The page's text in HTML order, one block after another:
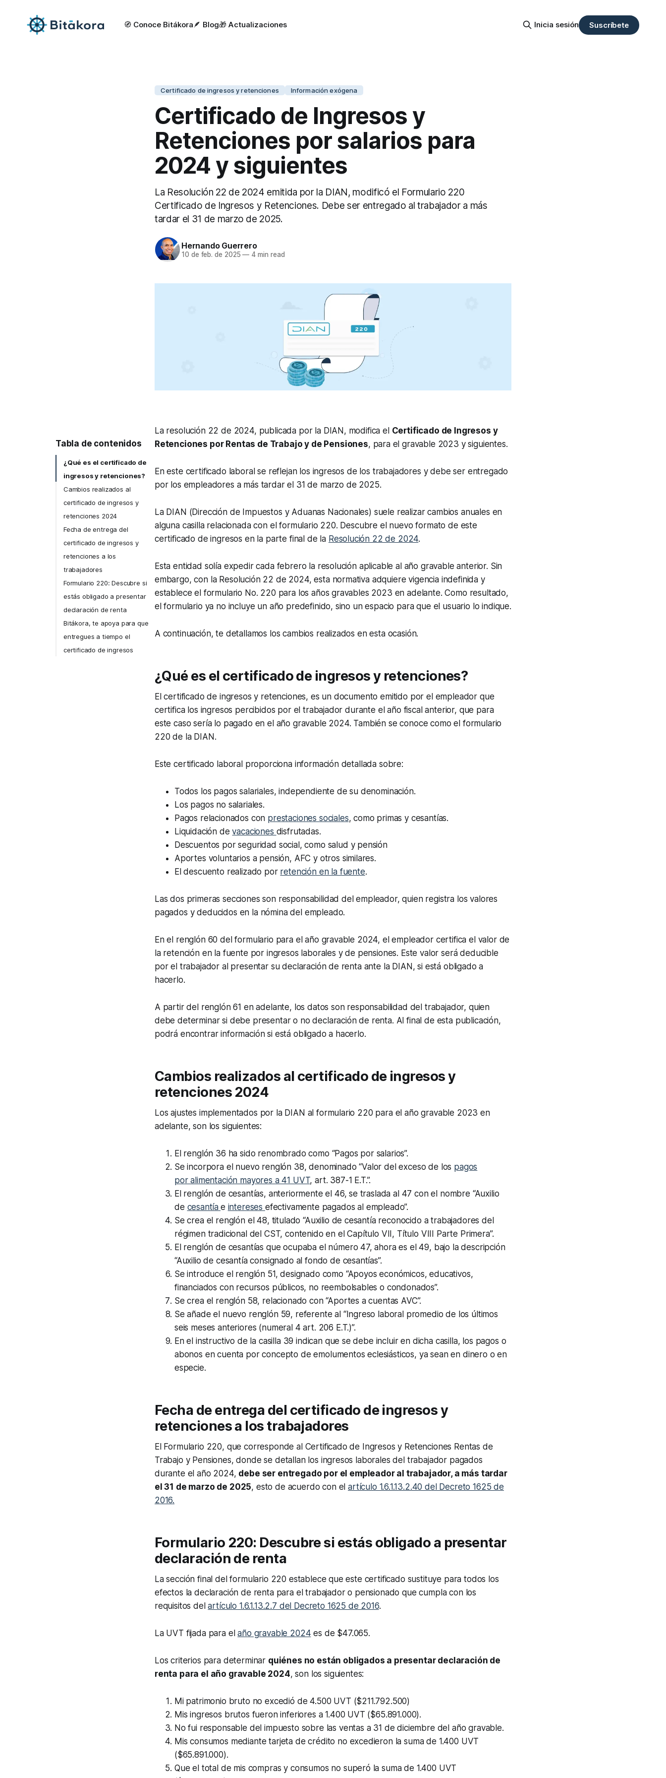
🧭 Conoce Bitákora🪶 Blog🎁 Actualizaciones Inicia sesión Suscríbete
Certificado de ingresos y retenciones Información exógena
Certificado de Ingresos y
Retenciones por salarios para
2024 y siguientes
La Resolución 22 de 2024 emitida por la DIAN, modificó el Formulario 220
Certificado de Ingresos y Retenciones. Debe ser entregado al trabajador a más
tardar el 31 de marzo de 2025.
Hernando Guerrero
10 de feb. de 2025 — 4 min read
¿Qué es el certificado de
ingresos y retenciones?
Cambios realizados al
certificado de ingresos y
retenciones 2024
Fecha de entrega del
certificado de ingresos y
retenciones a los
trabajadores
Formulario 220: Descubre si
estás obligado a presentar
declaración de renta
Bitákora, te apoya para que
entregues a tiempo el
certificado de ingresos
La resolución 22 de 2024, publicada por la DIAN, modifica el Certificado de Ingresos y
Retenciones por Rentas de Trabajo y de Pensiones, para el gravable 2023 y siguientes.
En este certificado laboral se reflejan los ingresos de los trabajadores y debe ser entregado
por los empleadores a más tardar el 31 de marzo de 2025.
La DIAN (Dirección de Impuestos y Aduanas Nacionales) suele realizar cambios anuales en
alguna casilla relacionada con el formulario 220. Descubre el nuevo formato de este
certificado de ingresos en la parte final de la Resolución 22 de 2024.
Esta entidad solía expedir cada febrero la resolución aplicable al año gravable anterior. Sin
embargo, con la Resolución 22 de 2024, esta normativa adquiere vigencia indefinida y
establece el formulario No. 220 para los años gravables 2023 en adelante. Como resultado,
el formulario ya no incluye un año predefinido, sino un espacio para que el usuario lo indique.
A continuación, te detallamos los cambios realizados en esta ocasión.
¿Qué es el certificado de ingresos y retenciones?
El certificado de ingresos y retenciones, es un documento emitido por el empleador que
certifica los ingresos percibidos por el trabajador durante el año fiscal anterior, que para
este caso sería lo pagado en el año gravable 2024. También se conoce como el formulario
220 de la DIAN.
Este certificado laboral proporciona información detallada sobre:
Todos los pagos salariales, independiente de su denominación.
Los pagos no salariales.
Pagos relacionados con prestaciones sociales, como primas y cesantías.
Liquidación devacaciones disfrutadas.
Descuentos por seguridad social, como salud y pensión
Aportes voluntarios a pensión, AFC y otros similares.
El descuento realizado por retención en la fuente.
Las dos primeras secciones son responsabilidad del empleador, quien registra los valores
pagados y deducidos en la nómina del empleado.
En el renglón 60 del formulario para el año gravable 2024, el empleador certifica el valor de
la retención en la fuente por ingresos laborales y de pensiones. Este valor será deducible
por el trabajador al presentar su declaración de renta ante la DIAN, si está obligado a
hacerlo.
A partir del renglón 61 en adelante, los datos son responsabilidad del trabajador, quien
debe determinar si debe presentar o no declaración de renta. Al final de esta publicación,
podrá encontrar información si está obligado a hacerlo.
Cambios realizados al certificado de ingresos y
retenciones 2024
Los ajustes implementados por la DIAN al formulario 220 para el año gravable 2023 en
adelante, son los siguientes:
El renglón 36 ha sido renombrado como “Pagos por salarios”.
Se incorpora el nuevo renglón 38, denominado “Valor del exceso de los pagos
por alimentación mayores a 41 UVT, art. 387-1 E.T.”.
El renglón de cesantías, anteriormente el 46, se traslada al 47 con el nombre “Auxilio
de cesantía e intereses efectivamente pagados al empleado”.
Se crea el renglón el 48, titulado “Auxilio de cesantía reconocido a trabajadores del
régimen tradicional del CST, contenido en el Capítulo VII, Título VIII Parte Primera”.
El renglón de cesantías que ocupaba el número 47, ahora es el 49, bajo la descripción
“Auxilio de cesantía consignado al fondo de cesantías”.
Se introduce el renglón 51, designado como “Apoyos económicos, educativos,
financiados con recursos públicos, no reembolsables o condonados”.
Se crea el renglón 58, relacionado con “Aportes a cuentas AVC”.
Se añade el nuevo renglón 59, referente al “Ingreso laboral promedio de los últimos
seis meses anteriores (numeral 4 art. 206 E.T.)”.
En el instructivo de la casilla 39 indican que se debe incluir en dicha casilla, los pagos o
abonos en cuenta por concepto de emolumentos eclesiásticos, ya sean en dinero o en
especie.
Fecha de entrega del certificado de ingresos y
retenciones a los trabajadores
El Formulario 220, que corresponde al Certificado de Ingresos y Retenciones Rentas de
Trabajo y Pensiones, donde se detallan los ingresos laborales del trabajador pagados
durante el año 2024, debe ser entregado por el empleador al trabajador, a más tardar
el 31 de marzo de 2025, esto de acuerdo con elartículo 1.6.1.13.2.40 del Decreto 1625 de
2016.
Formulario 220: Descubre si estás obligado a presentar
declaración de renta
La sección final del formulario 220 establece que este certificado sustituye para todos los
efectos la declaración de renta para el trabajador o pensionado que cumpla con los
requisitos delartículo 1.6.1.13.2.7 del Decreto 1625 de 2016.
La UVT fijada para elaño gravable 2024 es de $47.065.
Los criterios para determinar quiénes no están obligados a presentar declaración de
renta para el año gravable 2024, son los siguientes:
Mi patrimonio bruto no excedió de 4.500 UVT ($211.792.500)
Mis ingresos brutos fueron inferiores a 1.400 UVT ($65.891.000).
No fui responsable del impuesto sobre las ventas a 31 de diciembre del año gravable.
Mis consumos mediante tarjeta de crédito no excedieron la suma de 1.400 UVT
($65.891.000).
Que el total de mis compras y consumos no superó la suma de 1.400 UVT